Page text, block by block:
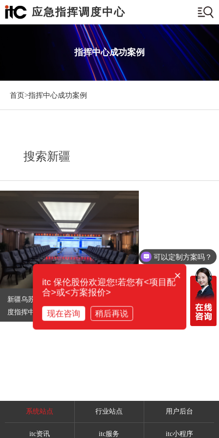
应急指挥调度中心
指挥中心成功案例
首页>指挥中心成功案例
搜索新疆
新疆乌苏市水资源监控及防汛抗旱应急调
度指挥中心 会议系统解决方案
系统站点 行业站点 用户后台
itc资讯 itc服务 itc小程序
可以定制方案吗？
×
itc 保伦股份欢迎您!若您有<项目配
合>或<方案报价>
现在咨询 稍后再说